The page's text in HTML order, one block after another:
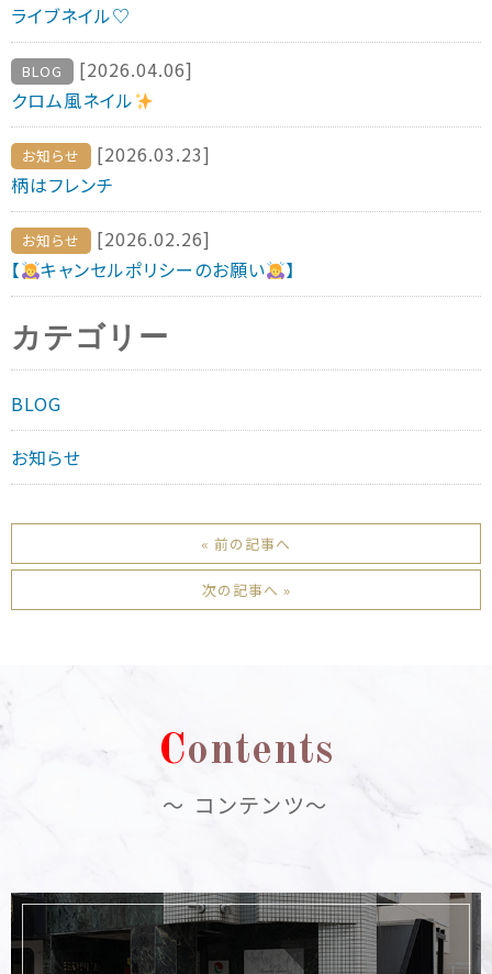
ライブネイル♡
BLOG
[2026.04.06]
クロム風ネイル
お知らせ
[2026.03.23]
柄はフレンチ
お知らせ
[2026.02.26]
【
キャンセルポリシーのお願い 】
カテゴリー
BLOG
お知らせ
« 前の記事へ
次の記事へ »
Contents
～ コンテンツ～